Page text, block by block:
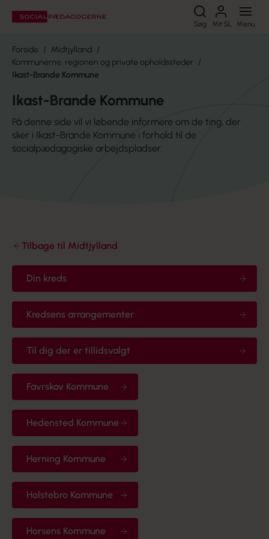
Søg Mit SL Menu
Søg
Forside
Midtjylland
Kommunerne, regionen og private opholdssteder
Ikast-Brande Kommune
Ikast-Brande Kommune
På denne side vil vi løbende informere om de ting, der
sker i Ikast-Brande Kommune i forhold til de
socialpædagogiske arbejdspladser.
Tilbage til Midtjylland
Din kreds
Kredsens arrangementer
Til dig der er tillidsvalgt
Favrskov Kommune
Hedensted Kommune
Herning Kommune
Holstebro Kommune
Horsens Kommune